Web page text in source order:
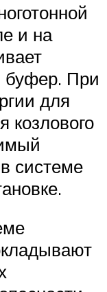
и на
буфер. При
для
козлового
системе